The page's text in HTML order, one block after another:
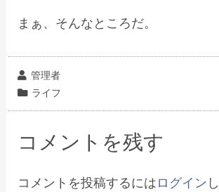
まぁ、そんなところだ。
投
稿
者
管理者
カ
テ
リ
ライフ
コメントを残す
コメントを投稿するにはログイン